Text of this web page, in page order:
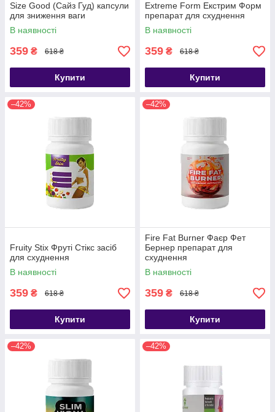
Size Good (Сайз Гуд) капсули
для зниження ваги
В наявності
359 ₴ 618 ₴
Купити
Extreme Form Екстрим Форм
препарат для схуднення
В наявності
359 ₴ 618 ₴
Купити
–42%
Fruity Stix Фруті Стікс засіб
для схуднення
В наявності
359 ₴ 618 ₴
Купити
–42%
Fire Fat Burner Фаєр Фет
Бернер препарат для
схуднення
В наявності
359 ₴ 618 ₴
Купити
–42% –42%